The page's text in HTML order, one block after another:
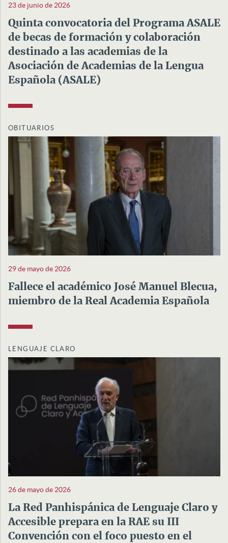
23 de junio de 2026
Quinta convocatoria del Programa ASALE
de becas de formación y colaboración
destinado a las academias de la
Asociación de Academias de la Lengua
Española (ASALE)
OBITUARIOS
29 de mayo de 2026
Fallece el académico José Manuel Blecua,
miembro de la Real Academia Española
LENGUAJE CLARO
26 de mayo de 2026
La Red Panhispánica de Lenguaje Claro y
Accesible prepara en la RAE su III
Convención con el foco puesto en el